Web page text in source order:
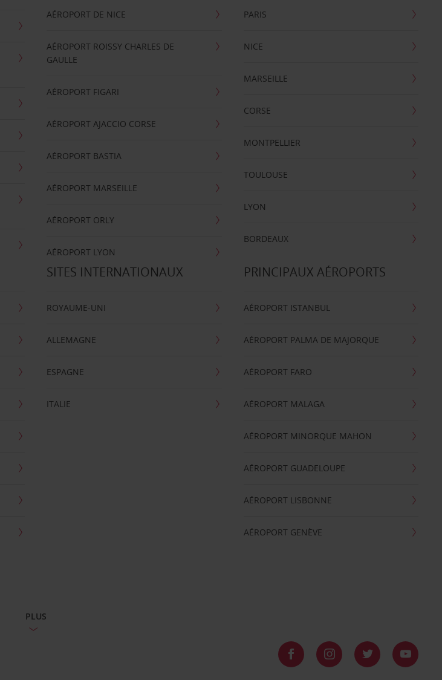
AÉROPORT DE NICE
AÉROPORT ROISSY CHARLES DE
GAULLE
AÉROPORT FIGARI
AÉROPORT AJACCIO CORSE
AÉROPORT BASTIA
AÉROPORT MARSEILLE
AÉROPORT ORLY
AÉROPORT LYON
PARIS
NICE
MARSEILLE
CORSE
MONTPELLIER
TOULOUSE
LYON
BORDEAUX
SITES INTERNATIONAUX
ROYAUME-UNI
ALLEMAGNE
ESPAGNE
ITALIE
PRINCIPAUX AÉROPORTS
AÉROPORT ISTANBUL
AÉROPORT PALMA DE MAJORQUE
AÉROPORT FARO
AÉROPORT MALAGA
AÉROPORT MINORQUE MAHON
AÉROPORT GUADELOUPE
AÉROPORT LISBONNE
AÉROPORT GENÈVE
PLUS